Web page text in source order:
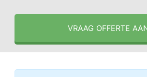
VRAAG OFFERTE